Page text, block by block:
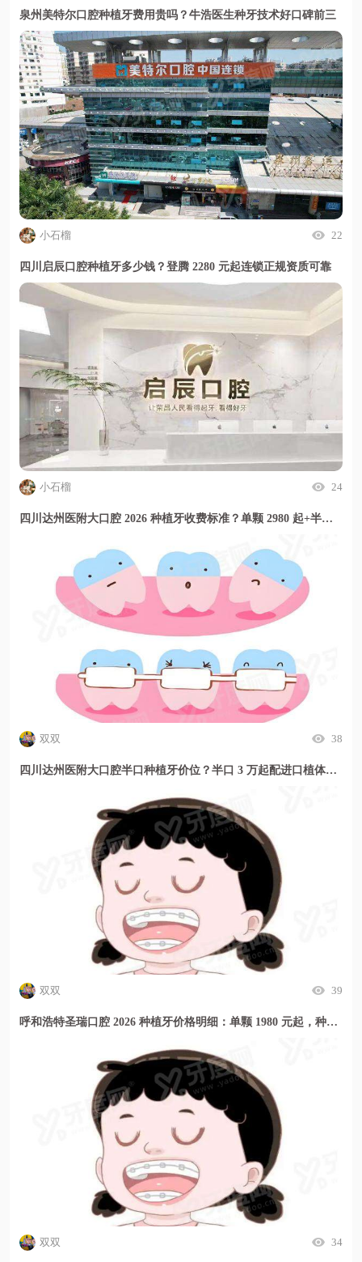
泉州美特尔口腔种植牙费用贵吗？牛浩医生种牙技术好口碑前三
小石榴 22
四川启辰口腔种植牙多少钱？登腾 2280 元起连锁正规资质可靠
小石榴 24
四川达州医附大口腔 2026 种植牙收费标准？单颗 2980 起+半口优惠多，价格透明放心种
双双 38
四川达州医附大口腔半口种植牙价位？半口 3 万起配进口植体，缺牙修复方案更安心
双双 39
呼和浩特圣瑞口腔 2026 种植牙价格明细：单颗 1980 元起，种牙贵不贵看这里！
双双 34